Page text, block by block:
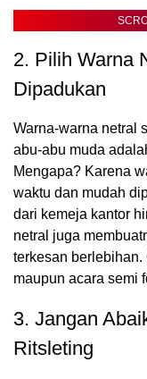
2. Pilih Warna
Dipadukan
Warna-warna netral
abu-abu muda
Mengapa? Karena
waktu dan mudah
dari kemeja kantor
netral juga
terkesan
maupun acara semi
3. Jangan
Ritsleting